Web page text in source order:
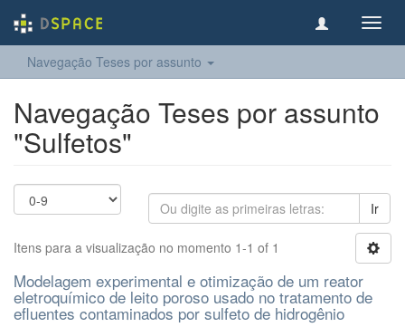
Navegação Teses por assunto
Navegação Teses por assunto
"Sulfetos"
Ir
Itens para a visualização no momento 1-1 of 1
Modelagem experimental e otimização de um reator
eletroquímico de leito poroso usado no tratamento de
efluentes contaminados por sulfeto de hidrogênio